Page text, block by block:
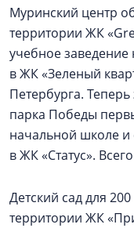
Муринский центр
территории ЖК
учебное заведение
в ЖК «Зеленый
Петербурга.
парка Победы
начальной школе и
в ЖК «Статус».
Детский сад для
территории ЖК